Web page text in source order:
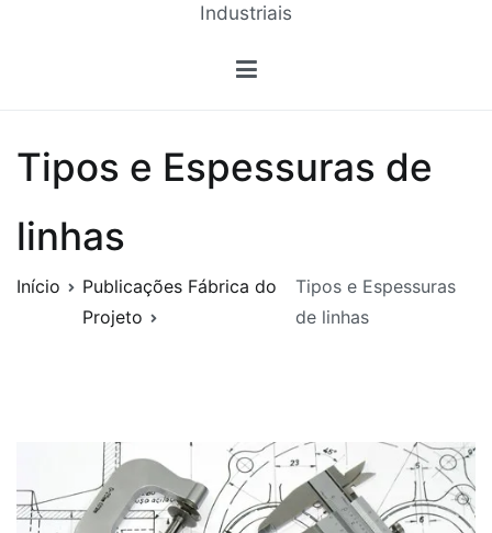
Industriais
Tipos e Espessuras de
linhas
Início
Publicações Fábrica do
Projeto
Tipos e Espessuras
de linhas